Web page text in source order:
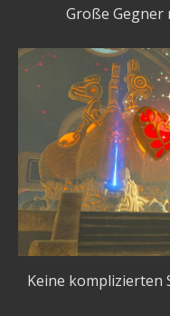
Große Gegner
Keine komplizierten